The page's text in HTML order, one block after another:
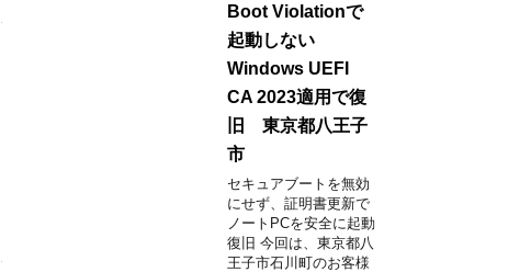
Boot Violationで
起動しない
Windows UEFI
CA 2023適用で復
旧 東京都八王子
市
セキュアブートを無効
にせず、証明書更新で
ノートPCを安全に起動
復旧 今回は、東京都八
王子市石川町のお客様